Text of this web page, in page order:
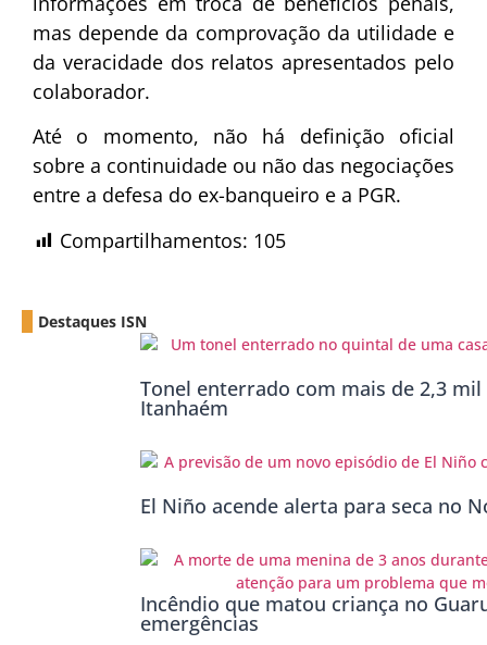
mas depende da comprovação da utilidade e
da veracidade dos relatos apresentados pelo
colaborador.
Até o momento, não há definição oficial
sobre a continuidade ou não das negociações
entre a defesa do ex-banqueiro e a PGR.
Compartilhamentos: 105
Destaques ISN
Tonel enterrado com mais de 2,3
Itanhaém
El Niño acende alerta para seca no
Incêndio que matou criança no
emergências